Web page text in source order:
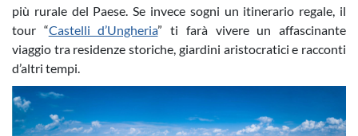
più rurale del Paese. Se invece sogni un itinerario regale, il
tour “Castelli d’Ungheria” ti farà vivere un affascinante
viaggio tra residenze storiche, giardini aristocratici e racconti
d’altri tempi.